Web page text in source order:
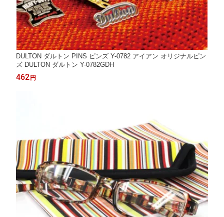
DULTON ダルトン PINS ピンズ Y-0782 アイアン オリジナルピン
ズ DULTON ダルトン Y-0782GDH
462 円